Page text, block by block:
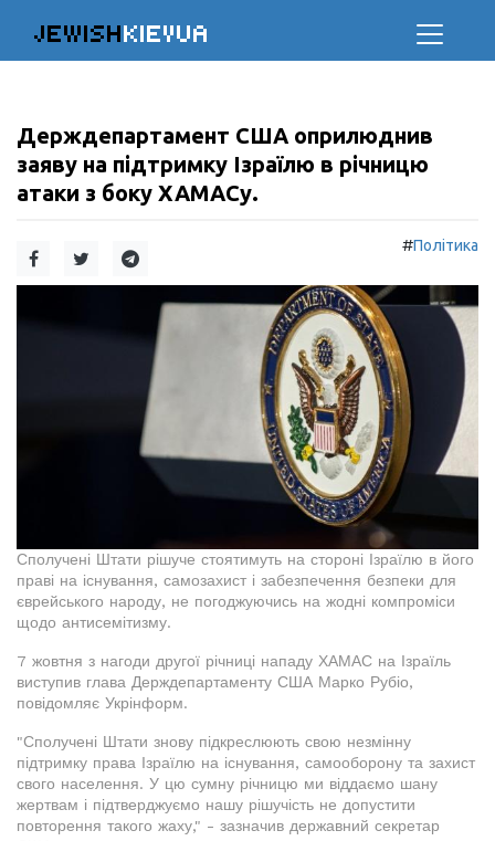
JEWISHKIEVUA
Держдепартамент США оприлюднив
заяву на підтримку Ізраїлю в річницю
атаки з боку ХАМАСу.
#Політика
Сполучені Штати рішуче стоятимуть на стороні Ізраїлю в його
праві на існування, самозахист і забезпечення безпеки для
єврейського народу, не погоджуючись на жодні компроміси
щодо антисемітизму.
7 жовтня з нагоди другої річниці нападу ХАМАС на Ізраїль
виступив глава Держдепартаменту США Марко Рубіо,
повідомляє Укрінформ.
"Сполучені Штати знову підкреслюють свою незмінну
підтримку права Ізраїлю на існування, самооборону та захист
свого населення. У цю сумну річницю ми віддаємо шану
жертвам і підтверджуємо нашу рішучість не допустити
повторення такого жаху," - зазначив державний секретар